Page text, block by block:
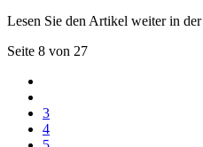
Lesen Sie den Artikel weiter in der
Seite 8 von 27
3
4